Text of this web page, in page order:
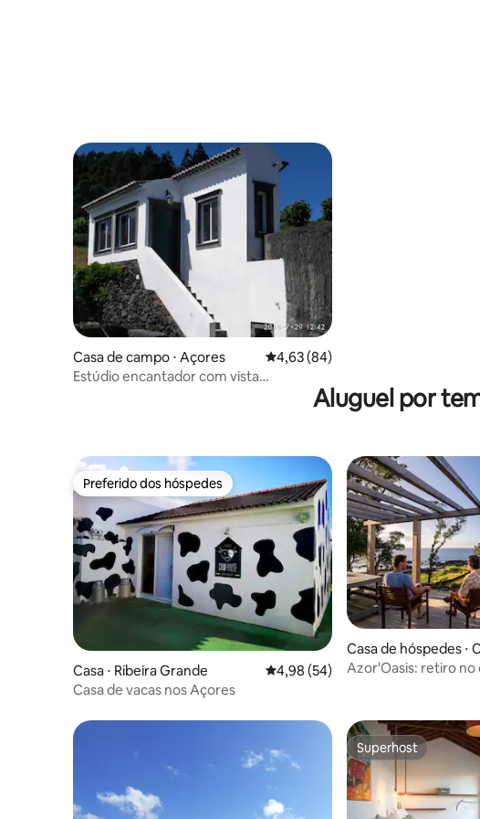
Casa de campo ⋅ Açores 4,63 de uma avaliação média de 5,
4,63 (84)
Estúdio encantador com vista
Aluguel por
Preferido dos hóspedes
Preferido dos hóspedes
Casa ⋅ Ribeira Grande 4,98 de uma avaliação média de 5,
4,98 (54)
Casa de vacas nos Açores
Casa de hóspedes ⋅
Azor'Oasis: retiro no
Superhost
Superhost